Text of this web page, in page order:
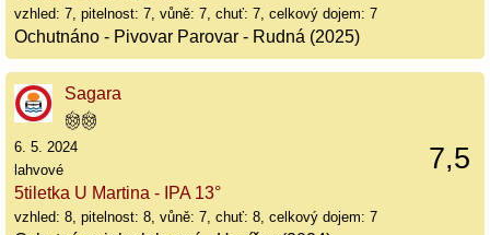
vzhled: 7, pitelnost: 7, vůně: 7, chuť: 7, celkový dojem: 7
Ochutnáno - Pivovar Parovar - Rudná (2025)
Sagara
7,5
6. 5. 2024
lahvové
5tiletka U Martina - IPA 13°
vzhled: 8, pitelnost: 8, vůně: 7, chuť: 8, celkový dojem: 7